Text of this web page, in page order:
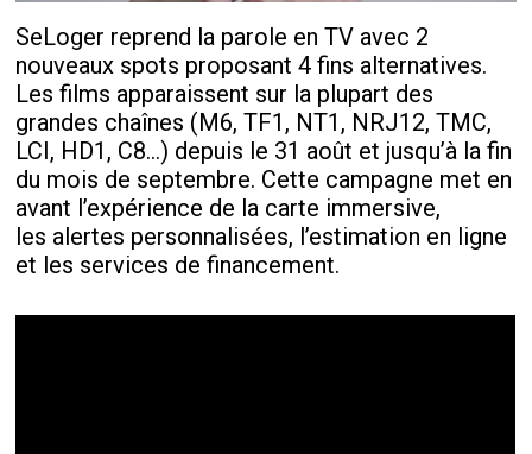
SeLoger reprend la parole en TV avec 2
nouveaux spots proposant 4 fins alternatives.
Les films apparaissent sur la plupart des
grandes chaînes (M6, TF1, NT1, NRJ12, TMC,
LCI, HD1, C8…) depuis le 31 août et jusqu’à la fin
du mois de septembre. Cette campagne met en
avant l’expérience de la carte immersive,
les alertes personnalisées, l’estimation en ligne
et les services de financement.